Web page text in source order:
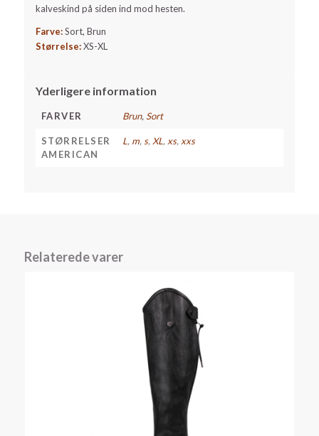
kalveskind på siden ind mod hesten.
Farve:Sort, Brun
Størrelse:XS-XL
Yderligere information
FARVER Brun, Sort
STØRRELSER
AMERICAN
L, m, s, XL, xs, xxs
Relaterede varer